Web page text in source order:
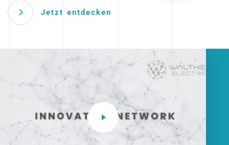
Jetzt entdecken